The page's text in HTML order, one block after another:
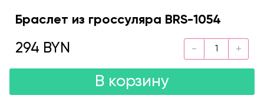
Браслет из гроссуляра BRS-1054
294 BYN
В корзину